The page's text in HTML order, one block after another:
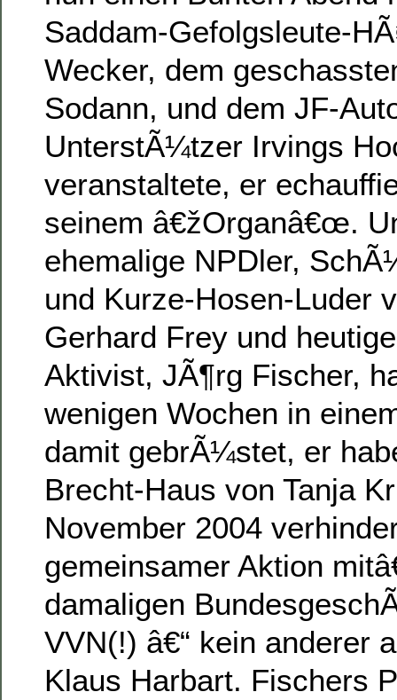
Saddam-Gefolgsleute-
Wecker, dem
Sodann, und dem JF-
UnterstÃ¼tzer Irvings
veranstaltete, er
seinem â€žOrganâ€œ.
ehemalige NPDler,
und Kurze-Hosen-Luder
Gerhard Frey und
Aktivist, JÃ¶rg Fischer,
wenigen Wochen in
damit gebrÃ¼stet, er
Brecht-Haus von Tanja
November 2004
gemeinsamer Aktion
damaligen
VVN(!) â€“ kein anderer
Klaus Harbart. Fischers